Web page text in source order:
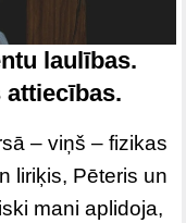
laulības.
attiecības.
– viņš – fizikas
liriķis, Pēteris un
mani aplidoja,